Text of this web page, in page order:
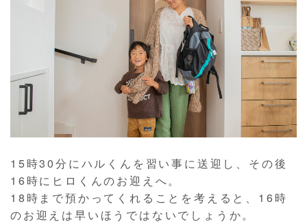
15時30分にハルくんを習い事に送迎し、その後
16時にヒロくんのお迎えへ。
18時まで預かってくれることを考えると、16時
のお迎えは早いほうではないでしょうか。